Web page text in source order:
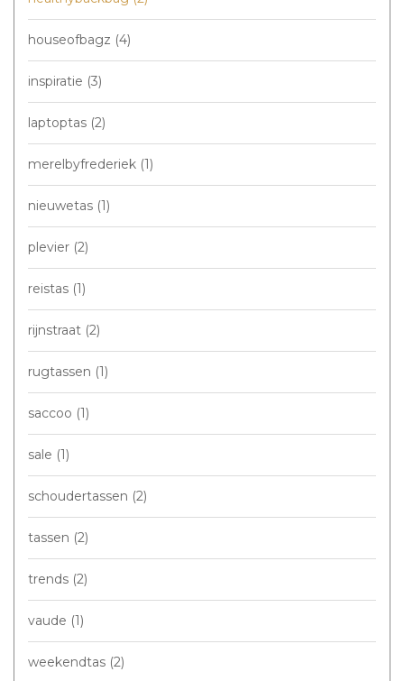
houseofbagz (4)
inspiratie (3)
laptoptas (2)
merelbyfrederiek (1)
nieuwetas (1)
plevier (2)
reistas (1)
rijnstraat (2)
rugtassen (1)
saccoo (1)
sale (1)
schoudertassen (2)
tassen (2)
trends (2)
vaude (1)
weekendtas (2)